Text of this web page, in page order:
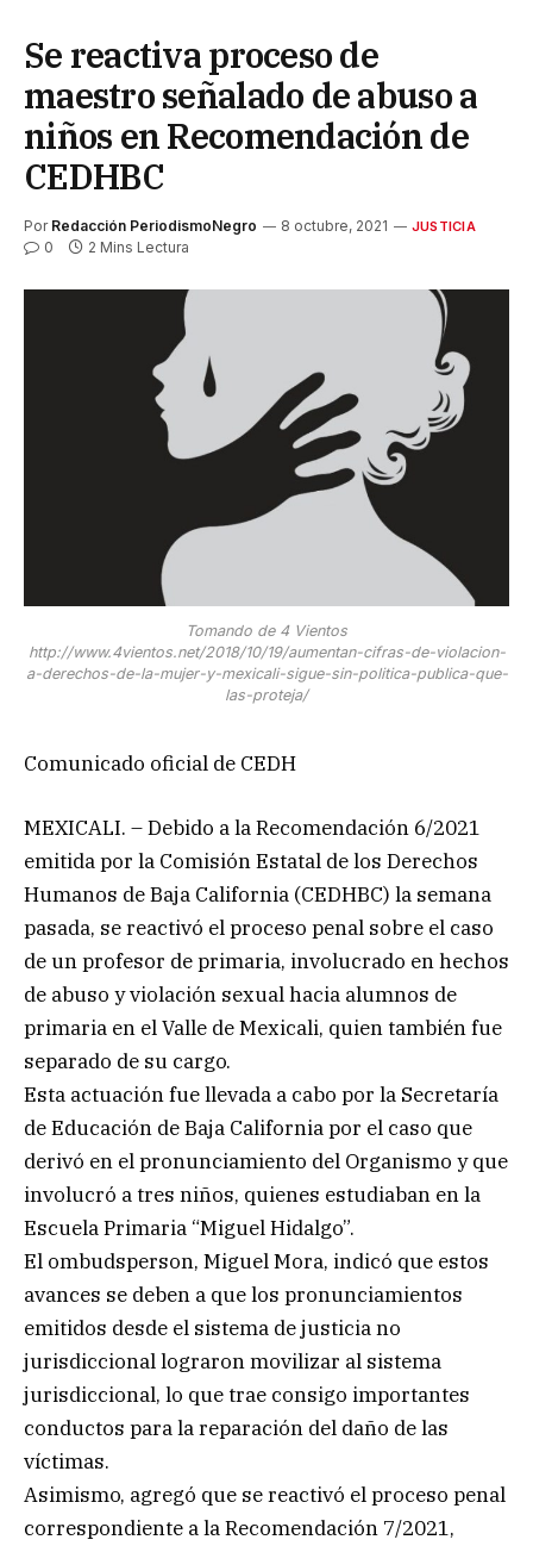
Se reactiva proceso de
maestro señalado de abuso a
niños en Recomendación de
CEDHBC
Por Redacción PeriodismoNegro 8 octubre, 2021 JUSTICIA
0 2 Mins Lectura
Tomando de 4 Vientos
http://www.4vientos.net/2018/10/19/aumentan-cifras-de-violacion-
a-derechos-de-la-mujer-y-mexicali-sigue-sin-politica-publica-que-
las-proteja/
Comunicado oficial de CEDH
MEXICALI. – Debido a la Recomendación 6/2021
emitida por la Comisión Estatal de los Derechos
Humanos de Baja California (CEDHBC) la semana
pasada, se reactivó el proceso penal sobre el caso
de un profesor de primaria, involucrado en hechos
de abuso y violación sexual hacia alumnos de
primaria en el Valle de Mexicali, quien también fue
separado de su cargo.
Esta actuación fue llevada a cabo por la Secretaría
de Educación de Baja California por el caso que
derivó en el pronunciamiento del Organismo y que
involucró a tres niños, quienes estudiaban en la
Escuela Primaria “Miguel Hidalgo”.
El ombudsperson, Miguel Mora, indicó que estos
avances se deben a que los pronunciamientos
emitidos desde el sistema de justicia no
jurisdiccional lograron movilizar al sistema
jurisdiccional, lo que trae consigo importantes
conductos para la reparación del daño de las
víctimas.
Asimismo, agregó que se reactivó el proceso penal
correspondiente a la Recomendación 7/2021,